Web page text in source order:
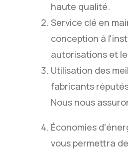
haute qualité.
Service clé en
conception à
autorisations et
Utilisation des
fabricants
Nous nous
Économies
vous permettra